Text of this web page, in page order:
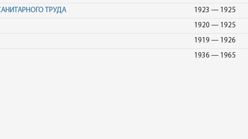
ТРУДА 1923 — 1925
1920 — 1925
1919 — 1926
1936 — 1965